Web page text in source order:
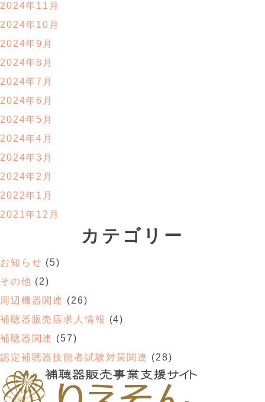
2024年11月
2024年10月
2024年9月
2024年8月
2024年7月
2024年6月
2024年5月
2024年4月
2024年3月
2024年2月
2022年1月
2021年12月
カテゴリー
お知らせ (5)
その他 (2)
周辺機器関連 (26)
補聴器販売店求人情報
(4)
補聴器関連 (57)
認定補聴器技能者試験対策関連 (28)